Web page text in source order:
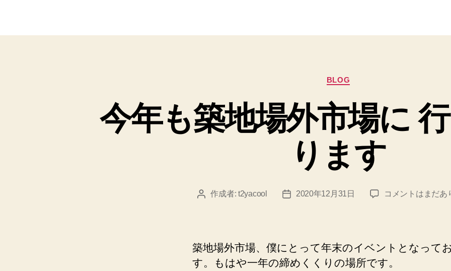
カ
テ
リ
ー
BLOG
今年も築地場外市場に
ります
投
作成者: t2yacool
投
2020年12月31日
今
地
場
外
コメントはまだあ
築地場外市場、僕にとって年末のイベントとなって
す。もはや一年の締めくくりの場所です。